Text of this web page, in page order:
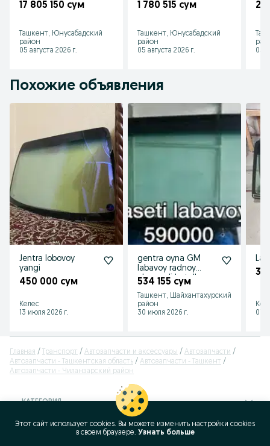
службы
17 805 150 сум
Ташкент, Юнусабадский
район
05 августа 2026 г.
пленка Thompson 5
1 780 515 сум
Ташкент, Юнусабадский
район
05 августа 2026 г.
05
Похожие объявления
Jentra lobovoy
yangi
450 000 сум
Келес
13 июля 2026 г.
gentra oyna GM
labavoy radnoy
obagrevli butulka
534 155 сум
Ташкент, Шайхантахурский
район
30 июля 2026 г.
07
Главная Транспорт Автозапчасти и аксессуары
Автозапчасти
Автозапчасти - Ташкентская область
Автозапчасти - Ташкент
Автозапчасти - Чиланзарский район
КАТЕГОРИЯ
Этот сайт использует cookies. Вы можете изменить настройки cookies
в своeм браузере. Узнать больше